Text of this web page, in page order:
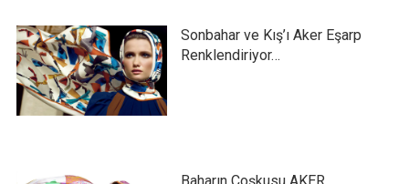
Sonbahar ve Kış’ı Aker Eşarp
Renklendiriyor…